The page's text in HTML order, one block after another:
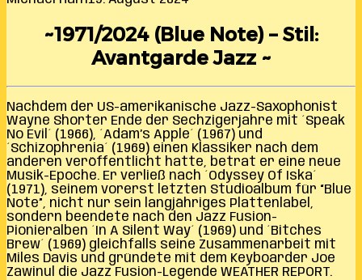
~1971/2024 (Blue Note) – Stil:
Avantgarde Jazz ~
Nachdem der US-amerikanische Jazz-Saxophonist
Wayne Shorter Ende der Sechzigerjahre mit ´Speak
No Evil´ (1966), ´Adam’s Apple´ (1967) und
´Schizophrenia´ (1969) einen Klassiker nach dem
anderen veröffentlicht hatte, betrat er eine neue
Musik-Epoche. Er verließ nach ´Odyssey Of Iska´
(1971), seinem vorerst letzten Studioalbum für “Blue
Note”, nicht nur sein langjähriges Plattenlabel,
sondern beendete nach den Jazz Fusion-
Pionieralben ´In A Silent Way´ (1969) und ´Bitches
Brew´ (1969) gleichfalls seine Zusammenarbeit mit
Miles Davis und gründete mit dem Keyboarder Joe
Zawinul die Jazz Fusion-Legende WEATHER REPORT.